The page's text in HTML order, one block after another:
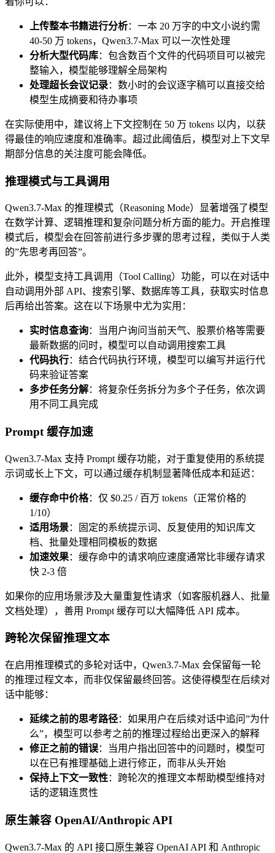
上传整本书籍进行分析：一本 20 万字的中文小说约需
40-50 万 tokens，Qwen3.7-Max 可以一次性处理
分析大型代码库：包含数百个文件的代码项目可以被完
整输入，模型能够理解全局架构
处理超长会议记录：数小时的会议逐字稿可以直接交给
模型生成摘要和待办事项
在实际使用中，建议将上下文控制在 50 万 tokens 以内，以获
得最佳的响应速度和准确率。超过此阈值后，模型对上下文早
期部分信息的关注度可能会降低。
推理模式与工具调用
Qwen3.7-Max 的推理模式（Reasoning Mode）显著增强了模型
在数学计算、逻辑推理和复杂问题分析方面的能力。开启推理
模式后，模型会在回答前进行多步骤的思考过程，类似于人类
的”先思考再回答”。
此外，模型支持工具调用（Tool Calling）功能，可以在对话中
自动调用外部 API、搜索引擎、数据库等工具，获取实时信息
后再给出答案。这在以下场景中尤为实用：
实时信息查询：当用户询问当前天气、股票价格等需要
最新数据的问时，模型可以自动调用搜索工具
代码执行：结合代码执行环境，模型可以编写并运行代
码来验证答案
多步任务分解：将复杂任务拆分为多个子任务，依次调
用不同工具完成
Prompt 缓存加速
Qwen3.7-Max 支持 Prompt 缓存功能，对于重复使用的系统提
示词或长上下文，可以通过缓存机制显著降低成本和延迟：
缓存命中价格：仅 $0.25 / 百万 tokens（正常价格的
1/10）
适用场景：固定的系统提示词、反复使用的知识库文
档、批量处理相同模板的数据
加速效果：缓存命中的请求响应速度通常比非缓存请求
快 2-3 倍
如果你的应用场景涉及大量重复性请求（如客服机器人、批量
文档处理），善用 Prompt 缓存可以大幅降低 API 成本。
跨轮次保留推理文本
在启用推理模式的多轮对话中，Qwen3.7-Max 会保留每一轮
的推理过程文本，而非仅保留最终回答。这使得模型在后续对
话中能够：
延续之前的思考路径：如果用户在后续对话中追问”为什
么”，模型可以参考之前的推理过程给出更深入的解释
修正之前的错误：当用户指出回答中的问题时，模型可
以在已有推理基础上进行修正，而非从头开始
保持上下文一致性：跨轮次的推理文本帮助模型维持对
话的逻辑连贯性
原生兼容 OpenAI/Anthropic API
Qwen3.7-Max 的 API 接口原生兼容 OpenAI API 和 Anthropic